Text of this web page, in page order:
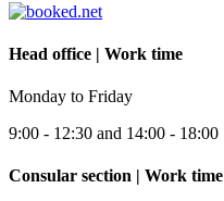
Head office | Work time
Monday to Friday
9:00 - 12:30 and 14:00 - 18:00
Consular section | Work time